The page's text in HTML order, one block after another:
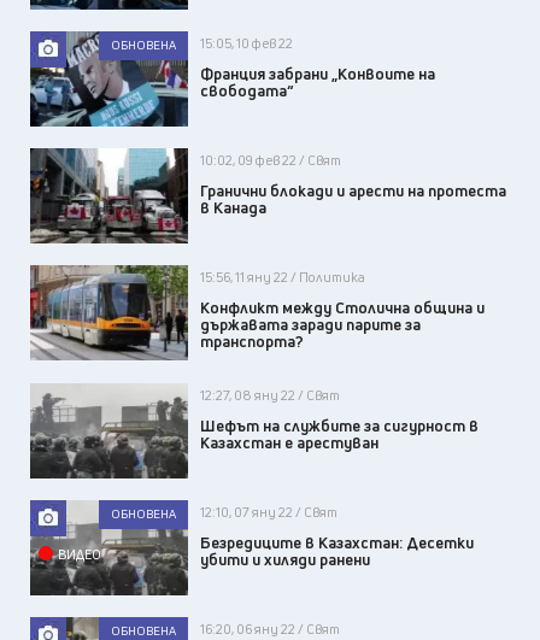
ОБНОВЕНА 15:05, 10 фев 22
Франция забрани „Конвоите на
свободата“
10:02, 09 фев 22 / Свят
Гранични блокади и арести на протеста
в Канада
15:56, 11 яну 22 / Политика
Конфликт между Столична община и
държавата заради парите за
транспорта?
12:27, 08 яну 22 / Свят
Шефът на службите за сигурност в
Казахстан е арестуван
ВИДЕО
ОБНОВЕНА 12:10, 07 яну 22 / Свят
Безредиците в Казахстан: Десетки
убити и хиляди ранени
ОБНОВЕНА 16:20, 06 яну 22 / Свят